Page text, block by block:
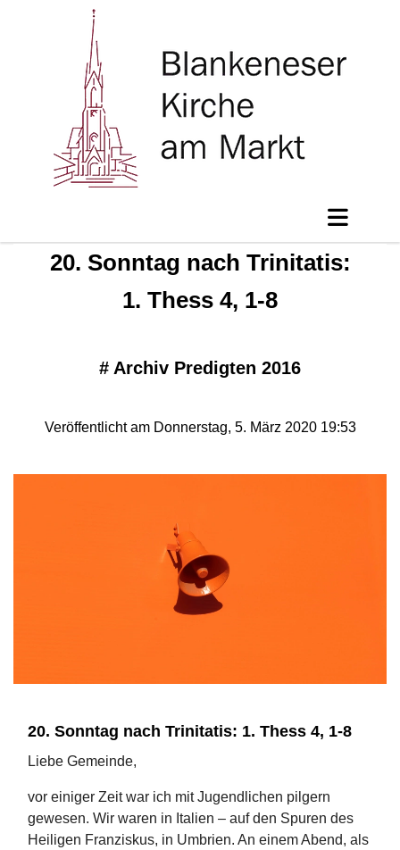
20. Sonntag nach Trinitatis:
1. Thess 4, 1-8
# Archiv Predigten 2016
Veröffentlicht am Donnerstag, 5. März 2020 19:53
20. Sonntag nach Trinitatis: 1. Thess 4, 1-8
Liebe Gemeinde,
vor einiger Zeit war ich mit Jugendlichen pilgern
gewesen. Wir waren in Italien – auf den Spuren des
Heiligen Franziskus, in Umbrien. An einem Abend, als